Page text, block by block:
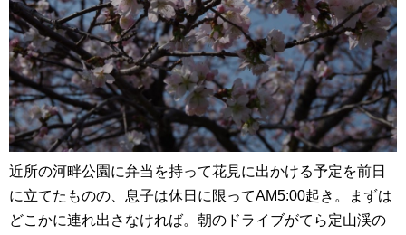
近所の河畔公園に弁当を持って花見に出かける予定を前日
に立てたものの、息子は休日に限ってAM5:00起き。まずは
どこかに連れ出さなければ。朝のドライブがてら定山渓の